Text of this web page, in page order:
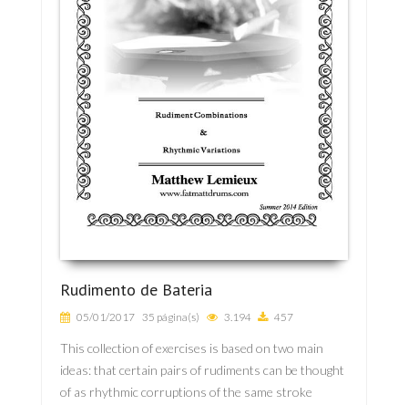
Rudimento de Bateria
05/01/2017 35 página(s) 3.194 457
This collection of exercises is based on two main
ideas: that certain pairs of rudiments can be thought
of as rhythmic corruptions of the same stroke